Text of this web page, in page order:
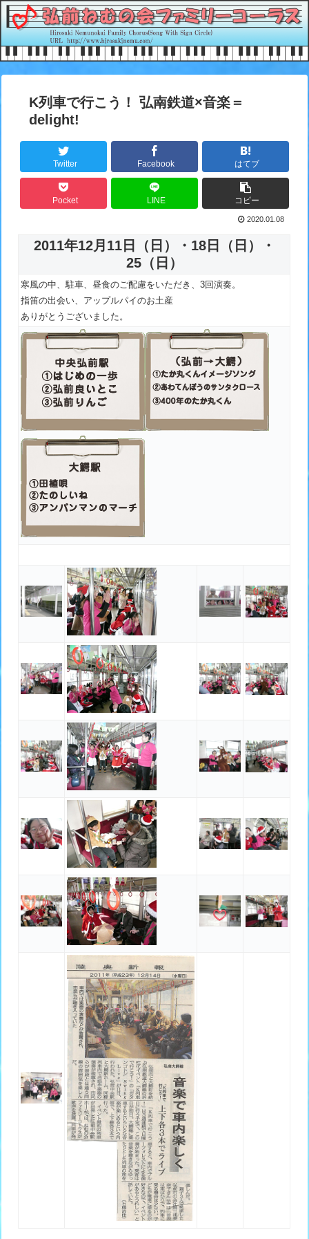
K列車で行こう！ 弘南鉄道×音楽＝
delight!
Twitter Facebook はてブ
Pocket LINE コピー
2020.01.08
2011年12月11日（日）・18日（日）・
25（日）
寒風の中、駐車、昼食のご配慮をいただき、3回演奏。
指笛の出会い、アップルパイのお土産
ありがとうございました。